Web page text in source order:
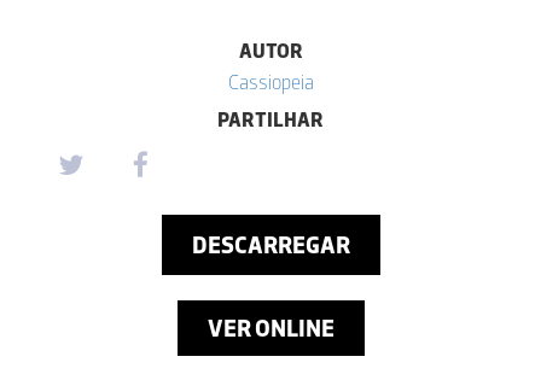
AUTOR
Cassiopeia
PARTILHAR
DESCARREGAR
VER ONLINE